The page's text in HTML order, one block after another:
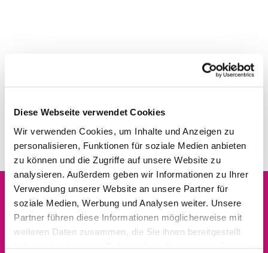
Diese Webseite verwendet Cookies
Wir verwenden Cookies, um Inhalte und Anzeigen zu
personalisieren, Funktionen für soziale Medien anbieten
zu können und die Zugriffe auf unsere Website zu
analysieren. Außerdem geben wir Informationen zu Ihrer
Verwendung unserer Website an unsere Partner für
soziale Medien, Werbung und Analysen weiter. Unsere
Partner führen diese Informationen möglicherweise mit
weiteren Daten zusammen, die Sie ihnen bereitgestellt
Dies könnte Sie auch
interessieren